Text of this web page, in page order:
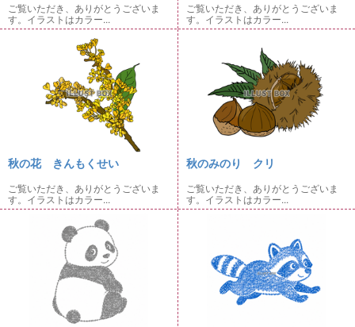
ご覧いただき、ありがとうございま
す。イラストはカラー...
ご覧いただき、ありがとうございま
す。イラストはカラー...
秋の花 きんもくせい
ご覧いただき、ありがとうございま
す。イラストはカラー...
秋のみのり クリ
ご覧いただき、ありがとうございま
す。イラストはカラー...